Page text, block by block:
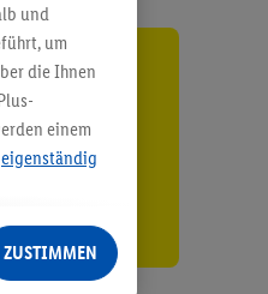
und
um
die Ihnen
einem
eigenständig
Ihr
Ihre
ZUSTIMMEN